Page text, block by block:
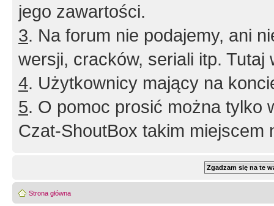
jego zawartości.
3. Na forum nie podajemy, ani
wersji, cracków, seriali itp. Tutaj
4. Użytkownicy mający na
5. O pomoc prosić można tylko
Czat-ShoutBox takim miejscem
Strona główna